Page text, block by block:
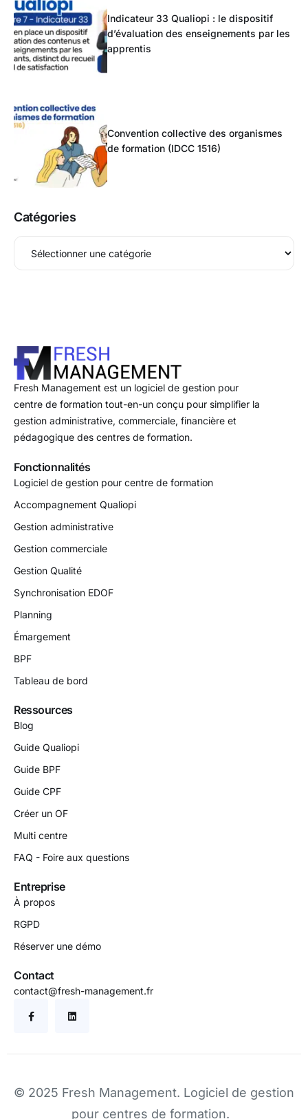
Indicateur 33 Qualiopi : le dispositif
d’évaluation des enseignements par les
apprentis
Convention collective des organismes
de formation (IDCC 1516)
Catégories
Fresh Management est un logiciel de gestion pour
centre de formation tout-en-un conçu pour simplifier la
gestion administrative, commerciale, financière et
pédagogique des centres de formation.
Fonctionnalités
Logiciel de gestion pour centre de formation
Accompagnement Qualiopi
Gestion administrative
Gestion commerciale
Gestion Qualité
Synchronisation EDOF
Planning
Émargement
BPF
Tableau de bord
Ressources
Blog
Guide Qualiopi
Guide BPF
Guide CPF
Créer un OF
Multi centre
FAQ - Foire aux questions
Entreprise
À propos
RGPD
Réserver une démo
Contact
contact@fresh-management.fr
© 2025 Fresh Management. Logiciel de gestion
pour centres de formation.